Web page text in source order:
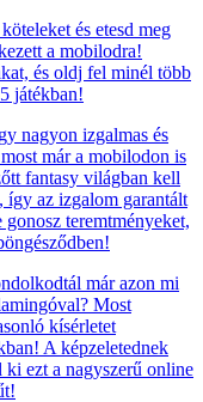
és etesd meg
a mobilodra!
és oldj fel minél több
játékban!
nagyon izgalmas és
már a mobilodon is
fantasy világban kell
az izgalom garantált
teremtményeket,
már azon mi
Most
kísérletet
A képzeletednek
ezt a nagyszerű online